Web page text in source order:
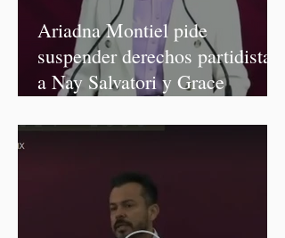
Ariadna Montiel pide
suspender derechos partidistas
a Nay Salvatori y Grace